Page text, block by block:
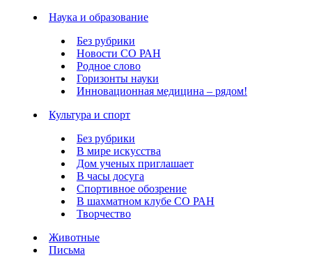
Наука и образование
Без рубрики
Новости СО РАН
Родное слово
Горизонты науки
Инновационная медицина – рядом!
Культура и спорт
Без рубрики
В мире искусства
Дом ученых приглашает
В часы досуга
Спортивное обозрение
В шахматном клубе СО РАН
Творчество
Животные
Письма